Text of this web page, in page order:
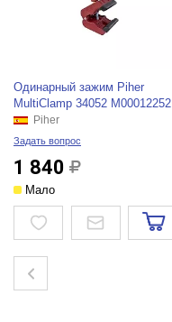
Одинарный зажим Piher
MultiClamp 34052 М00012252
Piher
Задать вопрос
1 840
Мало